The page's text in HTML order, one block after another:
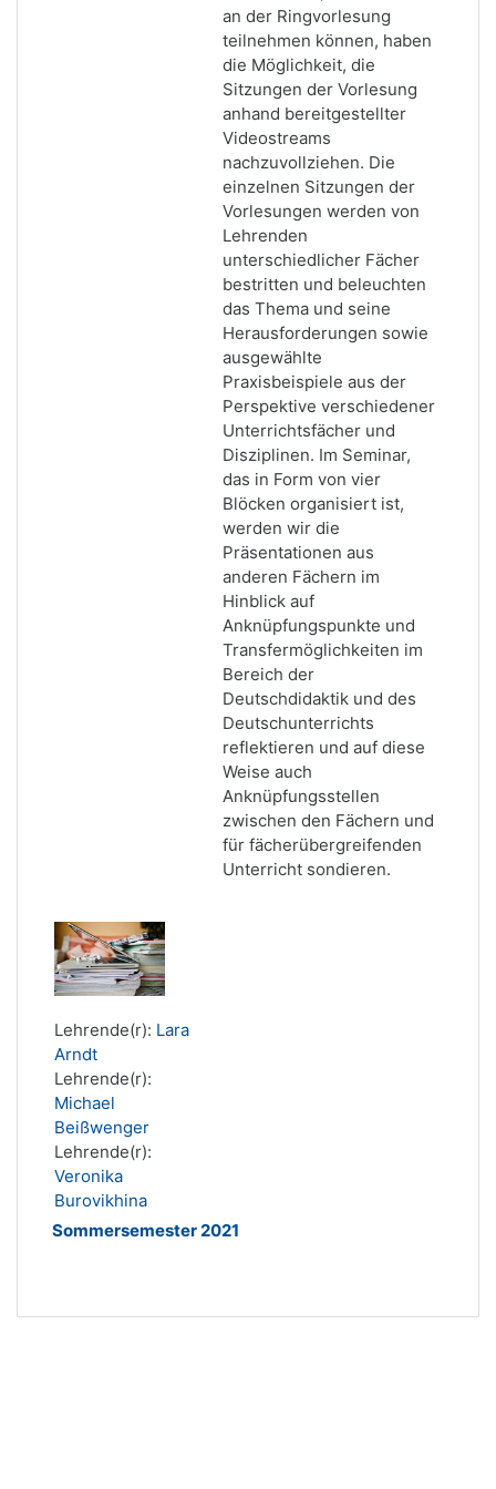
an der Ringvorlesung
teilnehmen können, haben
die Möglichkeit, die
Sitzungen der Vorlesung
anhand bereitgestellter
Videostreams
nachzuvollziehen. Die
einzelnen Sitzungen der
Vorlesungen werden von
Lehrenden
unterschiedlicher Fächer
bestritten und beleuchten
das Thema und seine
Herausforderungen sowie
ausgewählte
Praxisbeispiele aus der
Perspektive verschiedener
Unterrichtsfächer und
Disziplinen. Im Seminar,
das in Form von vier
Blöcken organisiert ist,
werden wir die
Präsentationen aus
anderen Fächern im
Hinblick auf
Anknüpfungspunkte und
Transfermöglichkeiten im
Bereich der
Deutschdidaktik und des
Deutschunterrichts
reflektieren und auf diese
Weise auch
Anknüpfungsstellen
zwischen den Fächern und
für fächerübergreifenden
Unterricht sondieren.
Lehrende(r): Lara
Arndt
Lehrende(r):
Michael
Beißwenger
Lehrende(r):
Veronika
Burovikhina
Sommersemester 2021